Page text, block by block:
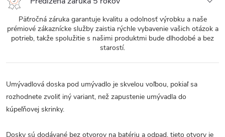
Päťročná záruka garantuje kvalitu a odolnosť výrobku a naše
prémiové zákaznícke služby zaistia rýchle vybavenie vašich otázok a
potrieb, takže spolužitie s našimi produktmi bude dlhodobé a bez
starostí.
Umývadlová doska pod umývadlo je skvelou voľbou, pokiaľ sa
rozhodnete zvoliť iný variant, než zapustenie umývadla do
kúpeľňovej skrinky.
Dosky sú dodávané bez otvorov na batériu a odpad, tieto otvory je